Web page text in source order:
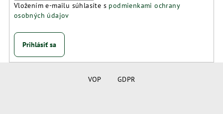
Vložením e-mailu súhlasíte s podmienkami ochrany
osobných údajov
Prihlásiť sa
VOP GDPR